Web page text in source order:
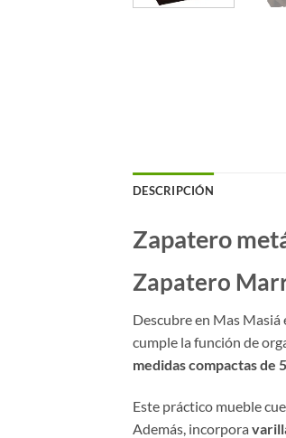
DESCRIPCIÓN
Zapatero
Zapatero
Descubre en Mas Masiá
cumple la función de
medidas compactas de
Este práctico mueble
Además, incorpora